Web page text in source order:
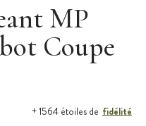
MP
Coupe
+ 1564 étoiles de fidélité